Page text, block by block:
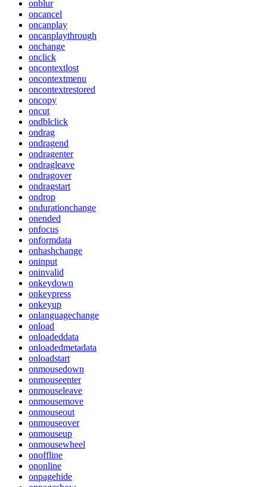
onblur
oncancel
oncanplay
oncanplaythrough
onchange
onclick
oncontextlost
oncontextmenu
oncontextrestored
oncopy
oncut
ondblclick
ondrag
ondragend
ondragenter
ondragleave
ondragover
ondragstart
ondrop
ondurationchange
onended
onfocus
onformdata
onhashchange
oninput
oninvalid
onkeydown
onkeypress
onkeyup
onlanguagechange
onload
onloadeddata
onloadedmetadata
onloadstart
onmousedown
onmouseenter
onmouseleave
onmousemove
onmouseout
onmouseover
onmouseup
onmousewheel
onoffline
ononline
onpagehide